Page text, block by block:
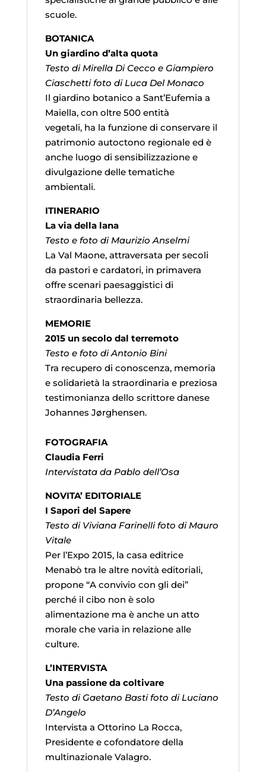
scuole.
BOTANICA
Un giardino d’alta quota
Testo di Mirella Di Cecco e Giampiero
Ciaschetti foto di Luca Del Monaco
Il giardino botanico a Sant’Eufemia a
Maiella, con oltre 500 entità
vegetali, ha la funzione di conservare il
patrimonio autoctono regionale ed è
anche luogo di sensibilizzazione e
divulgazione delle tematiche
ambientali.
ITINERARIO
La via della lana
Testo e foto di Maurizio Anselmi
La Val Maone, attraversata per secoli
da pastori e cardatori, in primavera
offre scenari paesaggistici di
straordinaria bellezza.
MEMORIE
2015 un secolo dal terremoto
Testo e foto di Antonio Bini
Tra recupero di conoscenza, memoria
e solidarietà la straordinaria e preziosa
testimonianza dello scrittore danese
Johannes Jørghensen.
FOTOGRAFIA
Claudia Ferri
Intervistata da Pablo dell’Osa
NOVITA’ EDITORIALE
I Sapori del Sapere
Testo di Viviana Farinelli foto di Mauro
Vitale
Per l’Expo 2015, la casa editrice
Menabò tra le altre novità editoriali,
propone “A convivio con gli dei”
perché il cibo non è solo
alimentazione ma è anche un atto
morale che varia in relazione alle
culture.
L’INTERVISTA
Una passione da coltivare
Testo di Gaetano Basti foto di Luciano
D’Angelo
Intervista a Ottorino La Rocca,
Presidente e cofondatore della
multinazionale Valagro.